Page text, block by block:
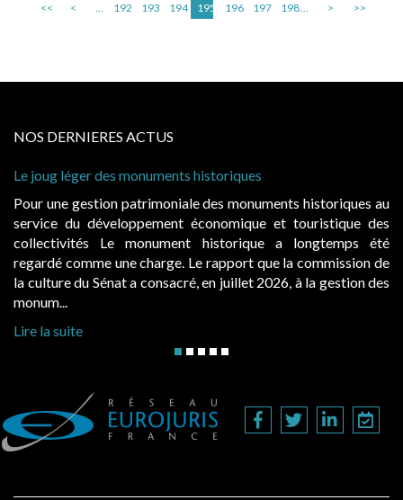
<< < ... 192 193 194 195 196 197 198... > >>
NOS DERNIERES ACTUS
au
des
été
de
gestion des
Cabines de plage : le juge admet des redevances
Evocatrices des bains de mer, les cabanes de
également un beau sujet domanial. Installées sur
public, elles donnent lieu au paiement d’une
d’occupation. Saisies par des occupants